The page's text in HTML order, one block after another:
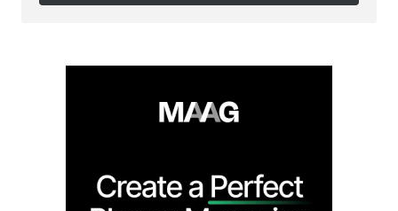
Follow on Instagram